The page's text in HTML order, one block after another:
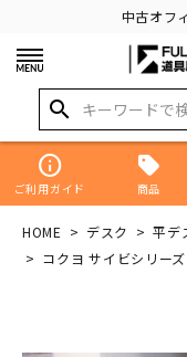
中古オフ
search
info
ご利用ガイド 商品
HOME デスク
平デ
コクヨ サイビシリー